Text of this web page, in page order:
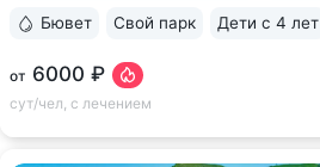
от 6000 ₽
сут/чел, с лечением
Бювет Свой парк Дети с 4 лет